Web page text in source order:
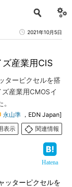
2021年10月5日
産業用CIS
ターピクセルを搭
産業用CMOSイ
永山準 ，EDN Japan]
表示
関連情報
Hatena
ッターピクセルを